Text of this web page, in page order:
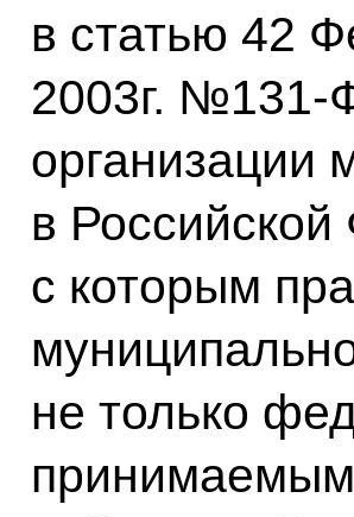
в статью 42
2003г. №131-
организации
в
с которым
не только